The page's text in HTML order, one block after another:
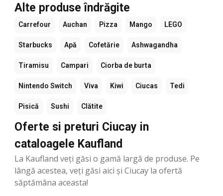
Alte produse îndrăgite
Carrefour Auchan Pizza Mango LEGO
Starbucks Apă Cofetărie Ashwagandha
Tiramisu Campari Ciorba de burta
Nintendo Switch Viva Kiwi Ciucas Tedi
Pisică Sushi Clătite
Oferte si preturi Ciucay in
cataloagele Kaufland
La Kaufland veți găsi o gamă largă de produse. Pe
lângă acestea, veți găsi aici și Ciucay la ofertă
săptămâna aceasta!